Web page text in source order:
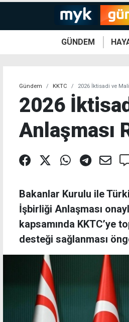
GÜNDEM
Gündem KKTC 2026 İktisadi ve
2026
Anlaşması
Bakanlar Kurulu ile
İşbirliği Anlaşması
kapsamında KKTC’ye
desteği sağlanması